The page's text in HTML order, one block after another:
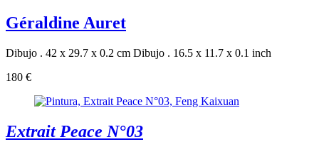
Géraldine Auret
Dibujo . 42 x 29.7 x 0.2 cm Dibujo . 16.5 x 11.7 x 0.1 inch
180 €
Extrait Peace N°03